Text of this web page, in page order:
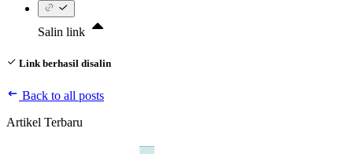
Salin link
Link berhasil disalin
Back to all posts
Artikel Terbaru